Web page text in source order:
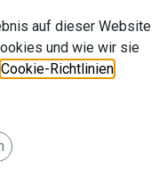
auf dieser Website
und wie wir sie
Cookie-Richtlinien